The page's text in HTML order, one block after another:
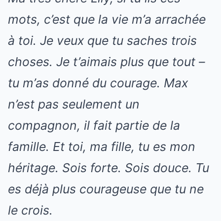
mots, c’est que la vie m’a arrachée
à toi. Je veux que tu saches trois
choses. Je t’aimais plus que tout –
tu m’as donné du courage. Max
n’est pas seulement un
compagnon, il fait partie de la
famille. Et toi, ma fille, tu es mon
héritage. Sois forte. Sois douce. Tu
es déjà plus courageuse que tu ne
le crois.